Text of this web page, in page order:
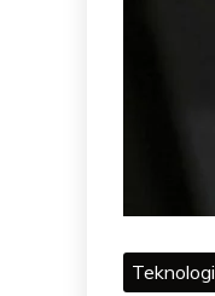
Teknologi